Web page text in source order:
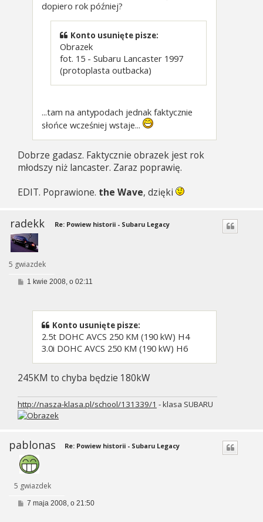
dopiero rok później?
Konto usunięte pisze:
Obrazek
fot. 15 - Subaru Lancaster 1997
(protoplasta outbacka)
...tam na antypodach jednak faktycznie
słońce wcześniej wstaje...
Dobrze gadasz. Faktycznie obrazek jest rok
młodszy niż lancaster. Zaraz poprawię.
EDIT. Poprawione. the Wave, dzięki
radekk
5 gwiazdek
Re: Powiew historii - Subaru Legacy
P1 kwie 2008, o 02:11
Konto usunięte pisze:
2.5t DOHC AVCS 250 KM (190 kW) H4
3.0i DOHC AVCS 250 KM (190 kW) H6
245KM to chyba będzie 180kW
http://nasza-klasa.pl/school/131339/1 - klasa SUBARU
pablonas
5 gwiazdek
Re: Powiew historii - Subaru Legacy
P7 maja 2008, o 21:50